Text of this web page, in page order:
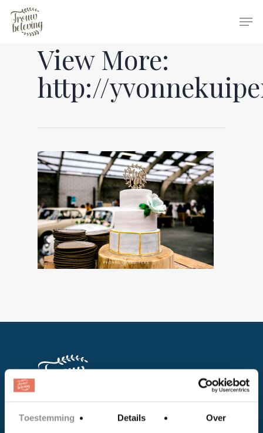
Toestemming Details Over
Hit enter to search or ESC to close
View More:
http://